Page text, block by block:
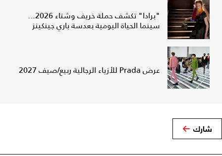
"برادا" تكشف حملة خريف وشتاء 2026...
سينما الحياة اليومية بعدسة باري جينكينز
عرض Prada للأزياء الرجالية ربيع/صيف 2027
شارك